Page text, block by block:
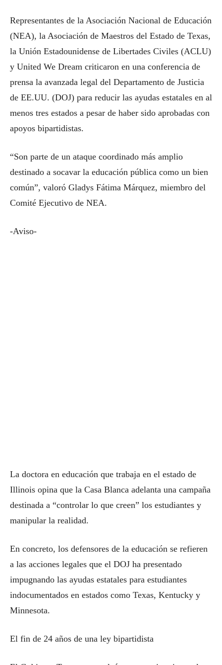
Representantes de la Asociación Nacional de Educación
(NEA), la Asociación de Maestros del Estado de Texas,
la Unión Estadounidense de Libertades Civiles (ACLU)
y United We Dream criticaron en una conferencia de
prensa la avanzada legal del Departamento de Justicia
de EE.UU. (DOJ) para reducir las ayudas estatales en al
menos tres estados a pesar de haber sido aprobadas con
apoyos bipartidistas.
“Son parte de un ataque coordinado más amplio
destinado a socavar la educación pública como un bien
común”, valoró Gladys Fátima Márquez, miembro del
Comité Ejecutivo de NEA.
-Aviso-
La doctora en educación que trabaja en el estado de
Illinois opina que la Casa Blanca adelanta una campaña
destinada a “controlar lo que creen” los estudiantes y
manipular la realidad.
En concreto, los defensores de la educación se refieren
a las acciones legales que el DOJ ha presentado
impugnando las ayudas estatales para estudiantes
indocumentados en estados como Texas, Kentucky y
Minnesota.
El fin de 24 años de una ley bipartidista